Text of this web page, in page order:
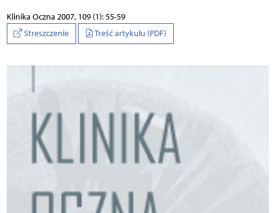
Klinika Oczna 2007, 109 (1): 55-59
Streszczenie
Treść artykułu (PDF)